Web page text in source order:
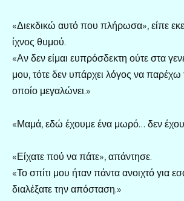
«Διεκδικώ αυτό που πλήρωσα», είπε
ίχνος θυμού.
«Αν δεν είμαι ευπρόσδεκτη ούτε στα
μου, τότε δεν υπάρχει λόγος να παρέχω
οποίο μεγαλώνει.»
«Μαμά, εδώ έχουμε ένα μωρό… δεν
«Είχατε πού να πάτε», απάντησε.
«Το σπίτι μου ήταν πάντα ανοιχτό για
διαλέξατε την απόσταση.»